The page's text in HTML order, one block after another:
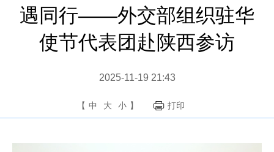
遇同行——外交部组织驻华
使节代表团赴陕西参访
2025-11-19 21:43
【 中 大 小 】 打印